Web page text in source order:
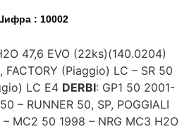
: 10002
47,6 EVO (22ks)(140.0204)
FACTORY (Piaggio) LC – SR 50
LC E4 DERBI: GP1 50 2001-
– RUNNER 50, SP, POGGIALI
– MC2 50 1998 – NRG MC3 H2O